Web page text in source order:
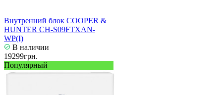
Внутренний блок COOPER &
HUNTER CH-S09FTXAN-
WP(I)
В наличии
19299грн.
Популярный